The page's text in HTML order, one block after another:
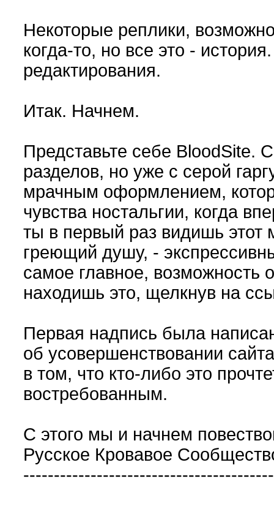
Некоторые реплики,
когда-то, но все это -
редактирования.
Итак. Начнем.
Представьте себе BloodSite.
разделов, но уже с серой
мрачным оформлением,
чувства ностальгии, когда
ты в первый раз видишь этот
греющий душу, -
самое главное,
находишь это, щелкнув на
Первая надпись была
об усовершенствовании
в том, что кто-либо это
востребованным.
С этого мы и начнем
Русское Кровавое